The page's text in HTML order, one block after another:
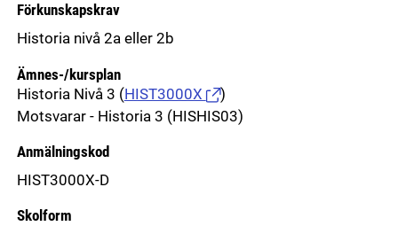
Förkunskapskrav
Historia nivå 2a eller 2b
Ämnes-/kursplan
Historia Nivå 3 (HIST3000X
)
Motsvarar - Historia 3 (HISHIS03)
Anmälningskod
HIST3000X-D
Skolform